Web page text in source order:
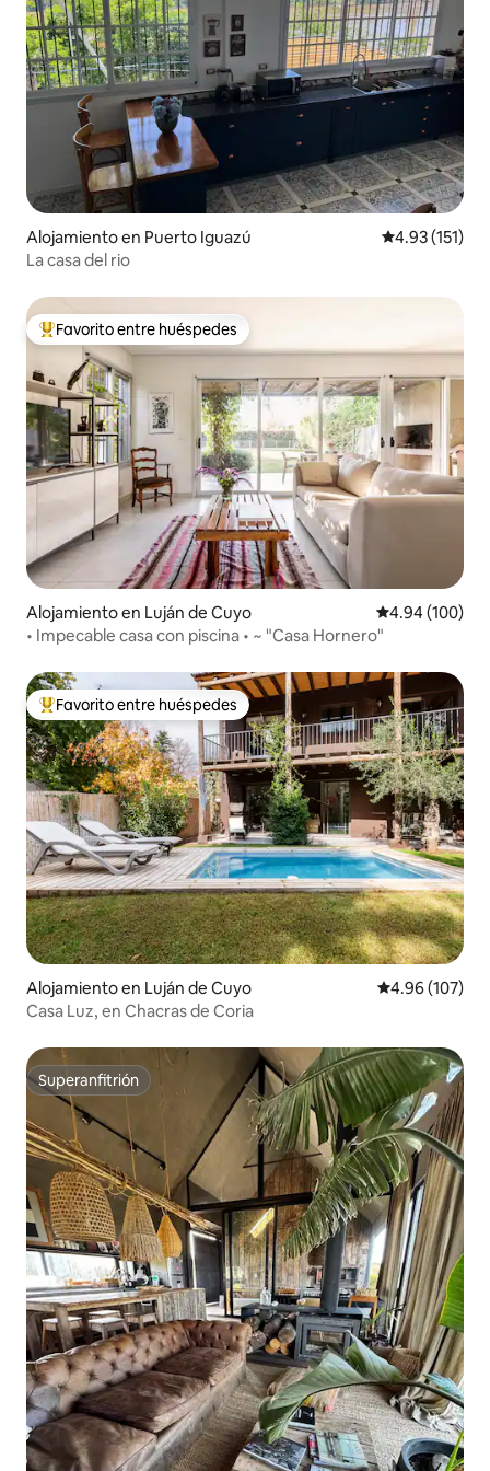
Alojamiento en Puerto Iguazú Calificación
4.93 (151)
La casa del rio
Favorito entre huéspedes preferido
Favorito entre huéspedes
Alojamiento en Luján de Cuyo Calificación
4.94 (100)
• Impecable casa con piscina • ~ "Casa Hornero"
Favorito entre huéspedes preferido
Favorito entre huéspedes
Alojamiento en Luján de Cuyo Calificación
4.96 (107)
Casa Luz, en Chacras de Coria
Superanfitrión
Superanfitrión